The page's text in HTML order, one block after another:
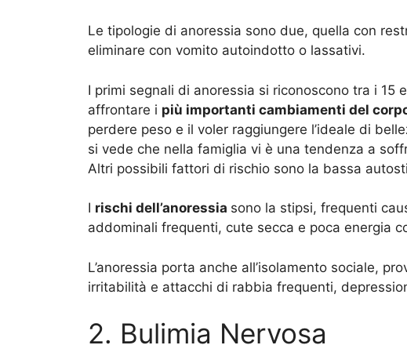
Le tipologie di anoressia sono due, quella con
eliminare con vomito autoindotto o lassativi.
I primi segnali di anoressia si riconoscono tra i 15
affrontare i più importanti cambiamenti del
perdere peso e il voler raggiungere l’ideale di
si vede che nella famiglia vi è una tendenza a
Altri possibili fattori di rischio sono la bassa
I rischi dell’anoressia sono la stipsi, frequenti
addominali frequenti, cute secca e poca energia
L’anoressia porta anche all’isolamento sociale,
irritabilità e attacchi di rabbia frequenti,
2. Bulimia Nervosa